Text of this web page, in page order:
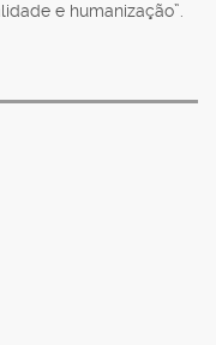
e humanização”.